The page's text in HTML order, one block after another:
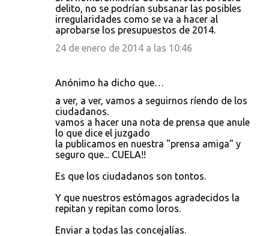
delito, no se podrían subsanar las posibles
irregularidades como se va a hacer al
aprobarse los presupuestos de 2014.
24 de enero de 2014 a las 10:46
Anónimo ha dicho que…
a ver, a ver, vamos a seguirnos ríendo de los
ciudadanos.
vamos a hacer una nota de prensa que anule
lo que dice el juzgado
la publicamos en nuestra "prensa amiga" y
seguro que... CUELA!!
Es que los ciudadanos son tontos.
Y que nuestros estómagos agradecidos la
repitan y repitan como loros.
Enviar a todas las concejalías.